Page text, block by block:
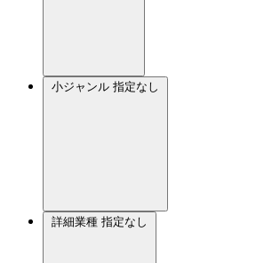
小ジャンル 指定なし
詳細業種 指定なし